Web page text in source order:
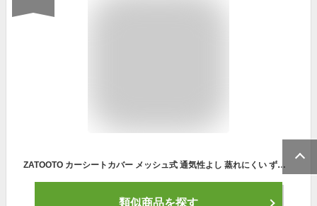
ZATOOTO カーシートカバー メッシュ式 通気性よし 蒸れにくい ずれにくい 汗対策 車シートカバー 寒くならない オールシーズン フロント2枚 LYZT-B
類似商品を探す